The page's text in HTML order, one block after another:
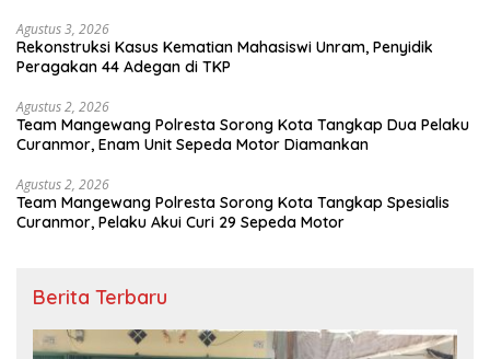
Agustus 3, 2026
Rekonstruksi Kasus Kematian Mahasiswi Unram, Penyidik
Peragakan 44 Adegan di TKP
Agustus 2, 2026
Team Mangewang Polresta Sorong Kota Tangkap Dua Pelaku
Curanmor, Enam Unit Sepeda Motor Diamankan
Agustus 2, 2026
Team Mangewang Polresta Sorong Kota Tangkap Spesialis
Curanmor, Pelaku Akui Curi 29 Sepeda Motor
Berita Terbaru